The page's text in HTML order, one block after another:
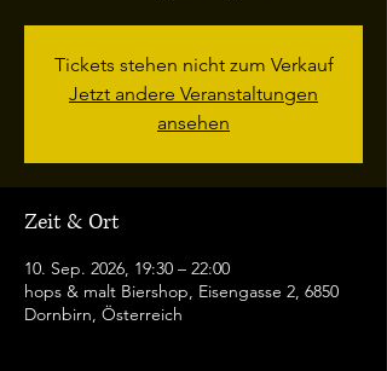
Tickets stehen nicht zum Verkauf
Jetzt andere Veranstaltungen
ansehen
Zeit & Ort
10. Sep. 2026, 19:30 – 22:00
hops & malt Biershop, Eisengasse 2, 6850
Dornbirn, Österreich